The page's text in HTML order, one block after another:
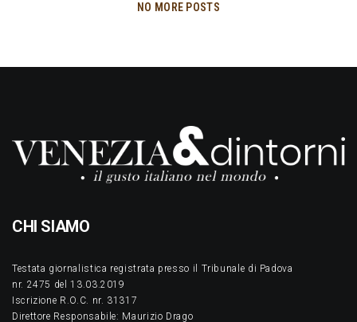
NO MORE POSTS
CHI SIAMO
Testata giornalistica registrata presso il Tribunale di Padova
nr. 2475 del 13.03.2019
Iscrizione R.O.C. nr. 31317
Direttore Responsabile: Maurizio Drago